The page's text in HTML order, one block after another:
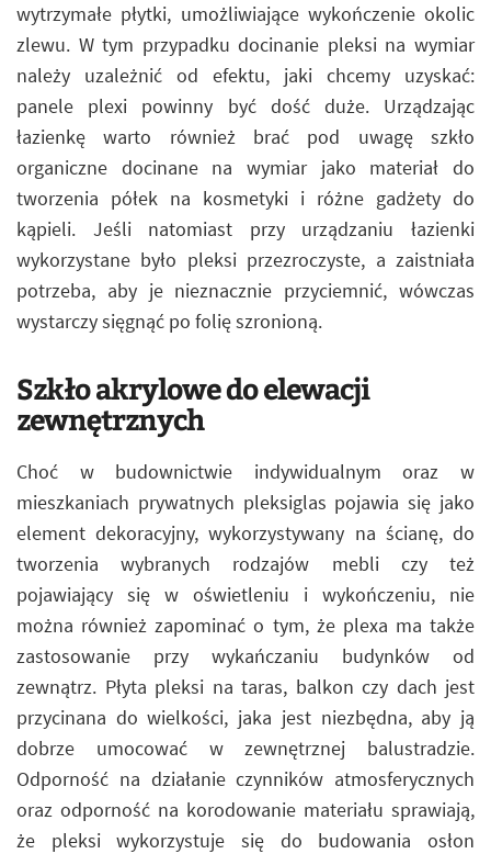
wytrzymałe płytki, umożliwiające wykończenie okolic
zlewu. W tym przypadku docinanie pleksi na wymiar
należy uzależnić od efektu, jaki chcemy uzyskać:
panele plexi powinny być dość duże. Urządzając
łazienkę warto również brać pod uwagę szkło
organiczne docinane na wymiar jako materiał do
tworzenia półek na kosmetyki i różne gadżety do
kąpieli. Jeśli natomiast przy urządzaniu łazienki
wykorzystane było pleksi przezroczyste, a zaistniała
potrzeba, aby je nieznacznie przyciemnić, wówczas
wystarczy sięgnąć po folię szronioną.
Szkło akrylowe do elewacji
zewnętrznych
Choć w budownictwie indywidualnym oraz w
mieszkaniach prywatnych pleksiglas pojawia się jako
element dekoracyjny, wykorzystywany na ścianę, do
tworzenia wybranych rodzajów mebli czy też
pojawiający się w oświetleniu i wykończeniu, nie
można również zapominać o tym, że plexa ma także
zastosowanie przy wykańczaniu budynków od
zewnątrz. Płyta pleksi na taras, balkon czy dach jest
przycinana do wielkości, jaka jest niezbędna, aby ją
dobrze umocować w zewnętrznej balustradzie.
Odporność na działanie czynników atmosferycznych
oraz odporność na korodowanie materiału sprawiają,
że pleksi wykorzystuje się do budowania osłon